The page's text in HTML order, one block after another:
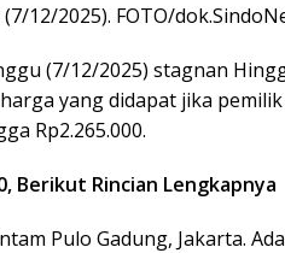
12/2025). FOTO/
(7/12/2025) stagnan
yang didapat jika
Rp2.265.000.
Berikut Rincian Lengkapnya
Pulo Gadung, Jakarta.